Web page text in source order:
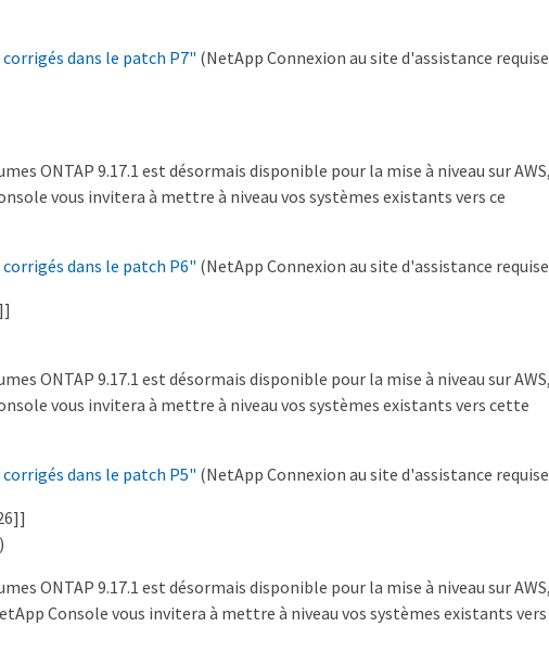
dans le patch P7" (NetApp Connexion au site d'assistance
ONTAP 9.17.1 est désormais disponible pour la mise à niveau sur AWS,
vous invitera à mettre à niveau vos systèmes existants vers ce
dans le patch P6" (NetApp Connexion au site d'assistance
ONTAP 9.17.1 est désormais disponible pour la mise à niveau sur AWS,
vous invitera à mettre à niveau vos systèmes existants vers cette
dans le patch P5" (NetApp Connexion au site d'assistance
ONTAP 9.17.1 est désormais disponible pour la mise à niveau sur AWS,
Console vous invitera à mettre à niveau vos systèmes existants vers